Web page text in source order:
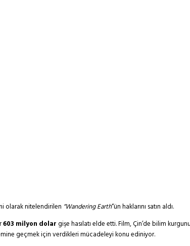
olarak nitelendirilen “Wandering Earth“ün haklarını satın aldı.
603 milyon dolar gişe hasılatı elde etti. Film, Çin’de bilim
geçmek için verdikleri mücadeleyi konu ediniyor.